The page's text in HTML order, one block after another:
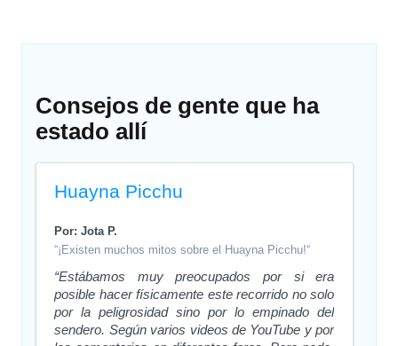
Consejos de gente que ha
estado allí
Huayna Picchu
Por: Jota P.
“¡Existen muchos mitos sobre el Huayna Picchu!“
“Estábamos muy preocupados por si era
posible hacer físicamente este recorrido no solo
por la peligrosidad sino por lo empinado del
sendero. Según varios videos de YouTube y por